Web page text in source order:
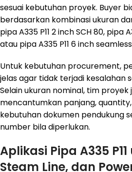
sesuai kebutuhan proyek. Buyer
berdasarkan kombinasi ukuran
pipa A335 P11 2 inch SCH 80, pipa
atau pipa A335 P11 6 inch
Untuk kebutuhan procurement,
jelas agar tidak terjadi kesalahan
Selain ukuran nominal, tim proyek
mencantumkan panjang,
kebutuhan dokumen pendukung
number bila diperlukan.
Aplikasi Pipa A335
Steam Line, dan